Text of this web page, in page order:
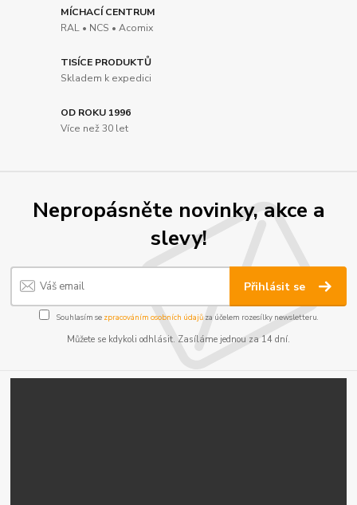
MÍCHACÍ CENTRUM
RAL • NCS • Acomix
TISÍCE PRODUKTŮ
Skladem k expedici
OD ROKU 1996
Více než 30 let
Nepropásněte novinky, akce a
slevy!
Přihlásit se
Souhlasím se zpracováním osobních údajůza účelem rozesílky newsletteru.
Můžete se kdykoli odhlásit. Zasíláme jednou za 14 dní.